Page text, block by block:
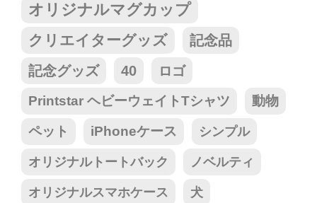
オリジナルマグカップ
クリエイターグッズ
記念品
記念グッズ
40 ロゴ
Printstar ヘビーウェイトTシャツ 動物
ペット iPhoneケース シンプル
オリジナルトートバック ノベルティ
オリジナルスマホケース 犬